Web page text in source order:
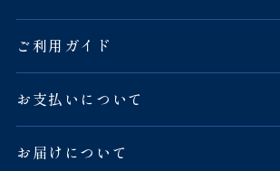
ご利用ガイド
お支払いについて
お届けについて